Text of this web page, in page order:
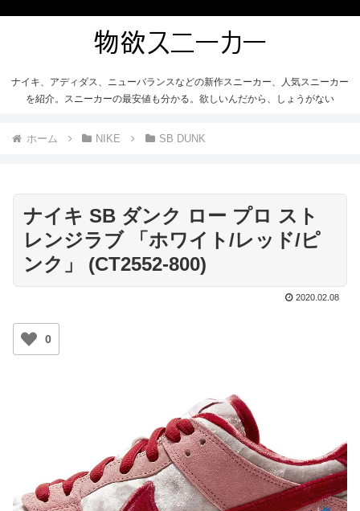
ナイキ、アディダス、ニューバランスなどの新作スニーカー、人気スニーカー
を紹介。スニーカーの最安値も分かる。欲しいんだから、しょうがない
ホーム NIKE SB DUNK
ナイキ SB ダンク ロー プロ スト
レンジラブ 「ホワイト/レッド/ピ
ンク」 (CT2552-800)
2020.02.08
0